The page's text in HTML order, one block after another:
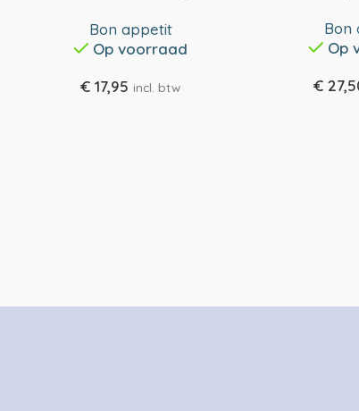
Bon appetit
Op voorraad
€17,95 incl. btw
Bon
Op
€